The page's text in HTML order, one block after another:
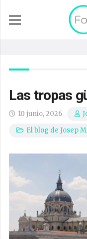
Las tropas
10 junio, 2026
El blog de Josep